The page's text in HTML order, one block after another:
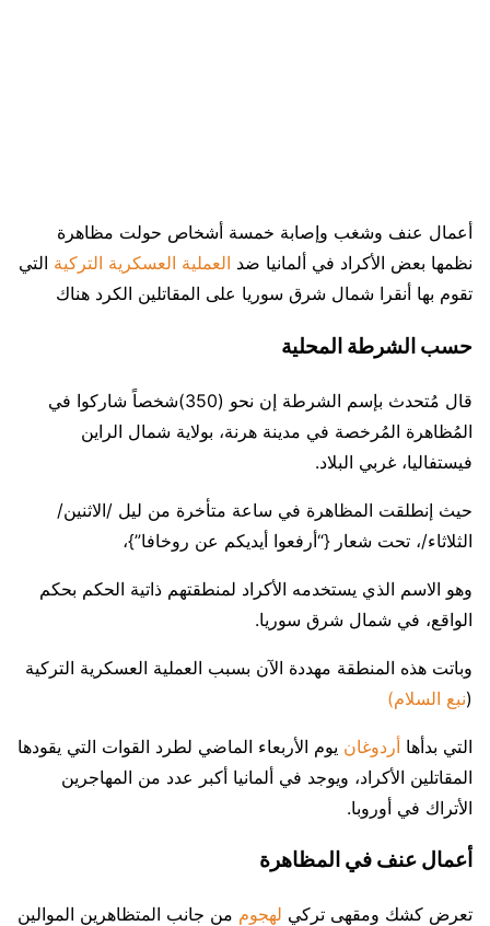
أعمال عنف وشغب وإصابة خمسة أشخاص حولت مظاهرة
نظمها بعض الأكراد في ألمانيا ضد العملية العسكرية التركية التي
تقوم بها أنقرا شمال شرق سوريا على المقاتلين الكرد هناك
حسب الشرطة المحلية
قال مُتحدث بإسم الشرطة إن نحو (350)شخصاً شاركوا في
المُظاهرة المُرخصة في مدينة هرنة، بولاية شمال الراين
فيستفاليا، غربي البلاد.
حيث إنطلقت المظاهرة في ساعة متأخرة من ليل /الاثنين/
الثلاثاء/، تحت شعار {“أرفعوا أيديكم عن روخافا”}،
وهو الاسم الذي يستخدمه الأكراد لمنطقتهم ذاتية الحكم بحكم
الواقع، في شمال شرق سوريا.
وباتت هذه المنطقة مهددة الآن بسبب العملية العسكرية التركية
(نبع السلام)
التي بدأها أردوغان يوم الأربعاء الماضي لطرد القوات التي يقودها
المقاتلين الأكراد، ويوجد في ألمانيا أكبر عدد من المهاجرين
الأتراك في أوروبا.
أعمال عنف في المظاهرة
تعرض كشك ومقهى تركي لهجوم من جانب المتظاهرين الموالين